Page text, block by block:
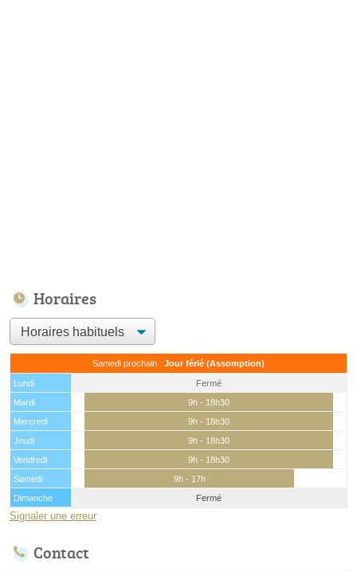
Horaires
Samedi prochain : Jour férié (Assomption)
Lundi
Fermé
Mardi
9h - 18h30
Mercredi
9h - 18h30
Jeudi
9h - 18h30
Vendredi
9h - 18h30
Samedi
9h - 17h
Dimanche
Fermé
Signaler une erreur
Contact